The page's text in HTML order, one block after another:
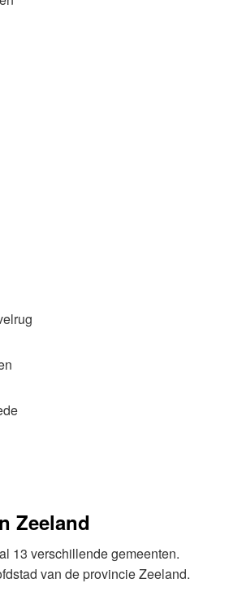
Zeeland
13 verschillende gemeenten.
van de provincie Zeeland.